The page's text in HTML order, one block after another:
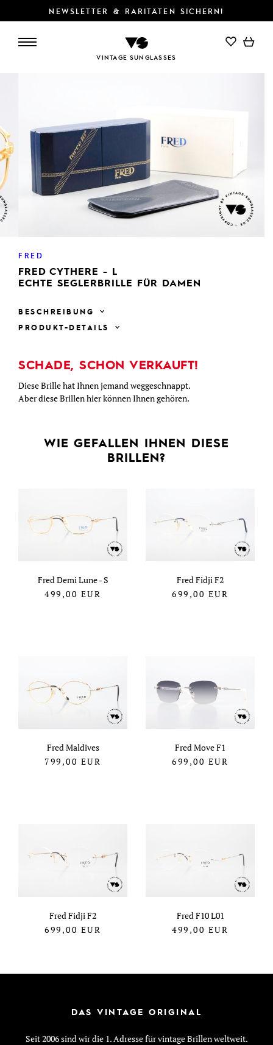
NEWSLETTER & RARITÄTEN SICHERN!
VINTAGE SUNGLASSES
FRED
FRED CYTHERE - L
ECHTE SEGLERBRILLE FÜR DAMEN
BESCHREIBUNG
PRODUKT-DETAILS
SCHADE, SCHON VERKAUFT!
Diese Brille hat Ihnen jemand weggeschnappt.
Aber diese Brillen hier können Ihnen gehören.
WIE GEFALLEN IHNEN DIESE
BRILLEN?
Fred Demi Lune - S
499,00 EUR
Fred Fidji F2
699,00 EUR
Fred Maldives
799,00 EUR
Fred Move F1
699,00 EUR
Fred Fidji F2
699,00 EUR
Fred F10 L01
499,00 EUR
DAS VINTAGE ORIGINAL
Seit 2006 sind wir die 1. Adresse für vintage Brillen weltweit.